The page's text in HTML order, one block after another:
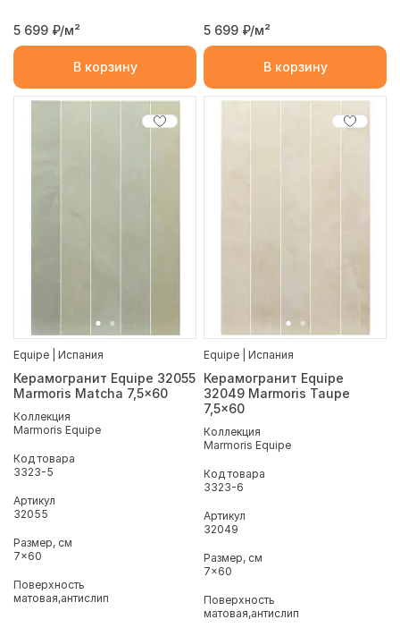
5 699 ₽/м²
В корзину
5 699 ₽/м²
В корзину
Equipe | Испания
Керамогранит Equipe 32055
Marmoris Matcha 7,5x60
Коллекция
Marmoris Equipe
Код товара
3323-5
Артикул
32055
Размер, см
7x60
Поверхность
матовая антислип
Equipe | Испания
Керамогранит Equipe
32049 Marmoris Taupe
7,5x60
Коллекция
Marmoris Equipe
Код товара
3323-6
Артикул
32049
Размер, см
7x60
Поверхность
матовая антислип